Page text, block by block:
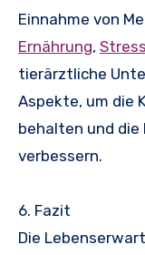
Einnahme von
Ernährung,
tierärztliche
Aspekte, um die
behalten und
verbessern.
6. Fazit
Die